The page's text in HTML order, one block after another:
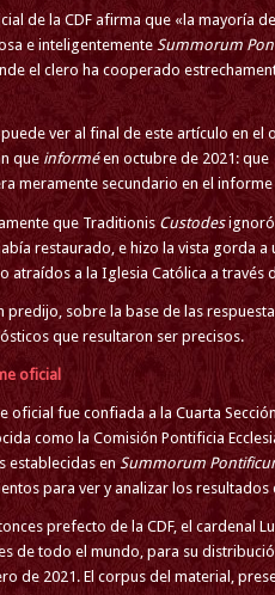
de la CDF afirma que «la mayoría
e inteligentementeSummorum
el clero ha cooperado
ver al final de este artículo en
que informéen octubre de 2021: que
meramente secundario en el informe
que Traditionis Custodesignoró
restaurado, e hizo la vista gorda
atraídos a la Iglesia Católica a
predijo, sobre la base de las
que resultaron ser precisos.
oficial
oficial fue confiada a la Cuarta
como la Comisión Pontificia
establecidas en Summorum
para ver y analizar los resultados
prefecto de la CDF, el cardenal
de todo el mundo, para su
de 2021. El corpus del material,